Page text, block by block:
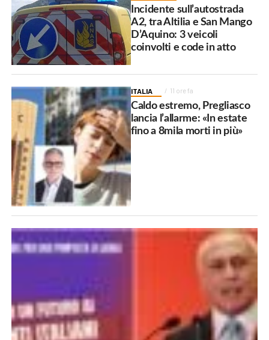
Incidente sull’autostrada
A2, tra Altilia e San Mango
D’Aquino: 3 veicoli
coinvolti e code in atto
ITALIA 11 ore fa
Caldo estremo, Pregliasco
lancia l’allarme: «In estate
fino a 8mila morti in più»